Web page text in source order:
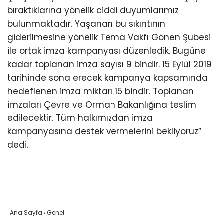
bıraktıklarına yönelik ciddi duyumlarımız
bulunmaktadır. Yaşanan bu sıkıntının
giderilmesine yönelik Tema Vakfı Gönen Şubesi
ile ortak imza kampanyası düzenledik. Bugüne
kadar toplanan imza sayısı 9 bindir. 15 Eylül 2019
tarihinde sona erecek kampanya kapsamında
hedeflenen imza miktarı 15 bindir. Toplanan
imzaları Çevre ve Orman Bakanlığına teslim
edilecektir. Tüm halkımızdan imza
kampanyasına destek vermelerini bekliyoruz”
dedi.
Ana Sayfa ›Genel